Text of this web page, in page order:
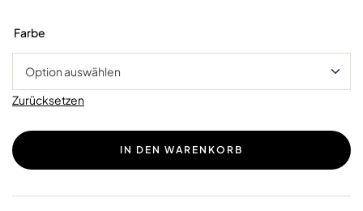
Farbe
Zurücksetzen
IN DEN WARENKORB